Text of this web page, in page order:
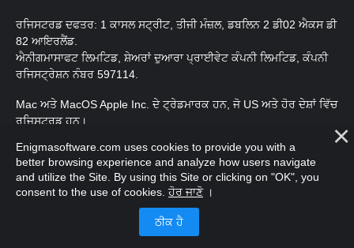
ਰਜਿਸਟਰਡ ਦਫਤਰ: 1 ਕਾਸਲ ਸਟ੍ਰੀਟ, ਤੀਜੀ ਮੰਜ਼ਲ, ਡਬਲਿਨ 2 ਡੀ02 ਐਕਸ ਡੀ
82 ਆਇਰਲੈਂਡ.
ਐਨੀਗਮਾਸਾਫਟ ਲਿਮਟਿਡ, ਸ਼ੇਅਰਾਂ ਦੁਆਰਾ ਪ੍ਰਾਈਵੇਟ ਕੰਪਨੀ ਲਿਮਟਿਡ, ਕੰਪਨੀ
ਰਜਿਸਟ੍ਰੇਸ਼ਨ ਨੰਬਰ 597114.
Mac ਅਤੇ MacOS Apple Inc. ਦੇ ਟ੍ਰੇਡਮਾਰਕ ਹਨ, ਜੋ US ਅਤੇ ਹੋਰ ਦੇਸ਼ਾਂ ਵਿੱਚ
ਰਜਿਸਟਰਡ ਹਨ।
ਕਾਪੀਰਾਈਟ 2016-2026 . ਐਨੀਗਮਾਸੋਫਟ ਲਿਮਟਿਡ ਸਾਰੇ ਹੱਕ ਰਾਖਵੇਂ ਹਨ.
Enigmasoftware.com uses cookies to provide you with a
better browsing experience and analyze how users navigate
and utilize the Site. By using this Site or clicking on "OK", you
consent to the use of cookies.ਹੋਰ ਜਾਣੋ।